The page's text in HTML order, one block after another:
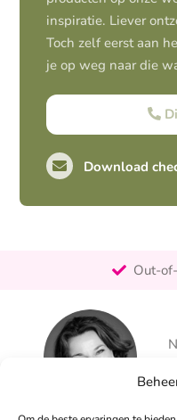
inspiratie. Liever
Toch zelf eerst aan
je op weg naar die
Download
Out-